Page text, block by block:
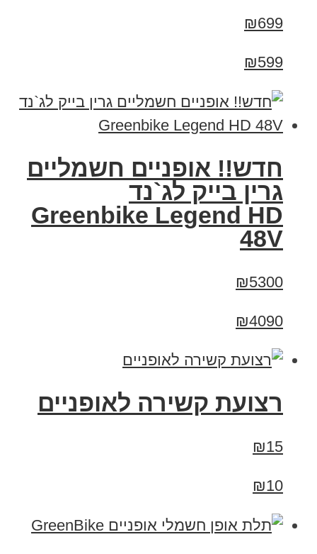
₪699
₪599
חדש!! אופניים חשמליים
גרין בייק לג`נד
Greenbike Legend HD
48V
₪5300
₪4090
רצועת קשירה לאופניים
₪15
₪10